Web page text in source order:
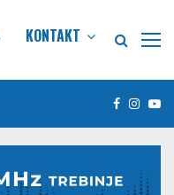
KONTAKT
Facebook